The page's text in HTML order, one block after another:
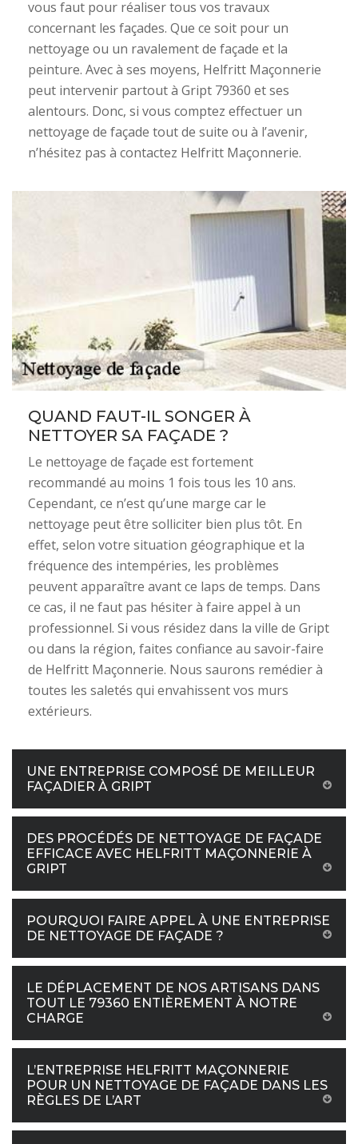
vous faut pour réaliser tous vos travaux
concernant les façades. Que ce soit pour un
nettoyage ou un ravalement de façade et la
peinture. Avec à ses moyens, Helfritt Maçonnerie
peut intervenir partout à Gript 79360 et ses
alentours. Donc, si vous comptez effectuer un
nettoyage de façade tout de suite ou à l’avenir,
n’hésitez pas à contactez Helfritt Maçonnerie.
QUAND FAUT-IL SONGER À
NETTOYER SA FAÇADE ?
Le nettoyage de façade est fortement
recommandé au moins 1 fois tous les 10 ans.
Cependant, ce n’est qu’une marge car le
nettoyage peut être solliciter bien plus tôt. En
effet, selon votre situation géographique et la
fréquence des intempéries, les problèmes
peuvent apparaître avant ce laps de temps. Dans
ce cas, il ne faut pas hésiter à faire appel à un
professionnel. Si vous résidez dans la ville de Gript
ou dans la région, faites confiance au savoir-faire
de Helfritt Maçonnerie. Nous saurons remédier à
toutes les saletés qui envahissent vos murs
extérieurs.
UNE ENTREPRISE COMPOSÉ DE MEILLEUR
FAÇADIER À GRIPT
DES PROCÉDÉS DE NETTOYAGE DE FAÇADE
EFFICACE AVEC HELFRITT MAÇONNERIE À
GRIPT
POURQUOI FAIRE APPEL À UNE ENTREPRISE
DE NETTOYAGE DE FAÇADE ?
LE DÉPLACEMENT DE NOS ARTISANS DANS
TOUT LE 79360 ENTIÈREMENT À NOTRE
CHARGE
L’ENTREPRISE HELFRITT MAÇONNERIE
POUR UN NETTOYAGE DE FAÇADE DANS LES
RÈGLES DE L’ART